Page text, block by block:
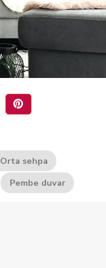
Orta sehpa
Pembe duvar